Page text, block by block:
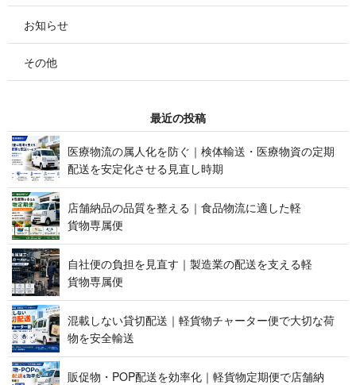
お知らせ
その他
最 近 の 投 稿
医療物流の属人化を防ぐ｜検体輸送・医療物資の定期
配送を安定化させる見 直 し 時 期
店舗納品の品質を整える｜食品物流に適した軽
貨 物 専 属 便
自社便の負担を見直す｜製造業の配送を支える軽
貨 物 専 属 便
混載しない貸切配送｜軽貨物チャーター便で大切な荷
物を 安 全 輸 送
販促物・POP配送を効率化｜軽貨物定期便で店舗納